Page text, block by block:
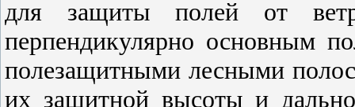
для защиты полей от
перпендикулярно основным
полезащитными лесными
их защитной высоты и